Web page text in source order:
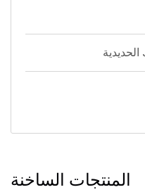
المنتجات الساخنة